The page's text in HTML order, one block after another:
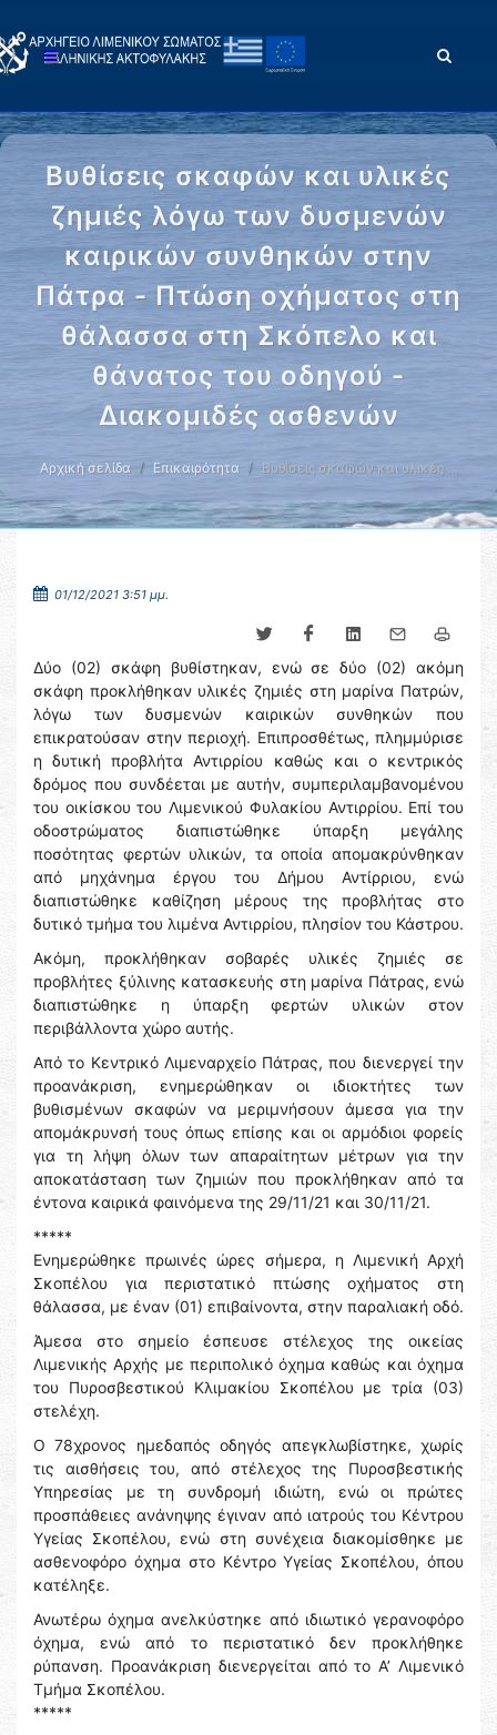
Βυθίσεις σκαφών και υλικές
ζημιές λόγω των δυσμενών
καιρικών συνθηκών στην
Πάτρα - Πτώση οχήματος στη
θάλασσα στη Σκόπελο και
θάνατος του οδηγού -
Διακομιδές ασθενών
Αρχική σελίδα Επικαιρότητα Βυθίσεις σκαφών και υλικές …
01/12/2021 3:51 μμ.
Δύο (02) σκάφη βυθίστηκαν, ενώ σε δύο (02) ακόμη
σκάφη προκλήθηκαν υλικές ζημιές στη μαρίνα Πατρών,
λόγω των δυσμενών καιρικών συνθηκών που
επικρατούσαν στην περιοχή. Επιπροσθέτως, πλημμύρισε
η δυτική προβλήτα Αντιρρίου καθώς και ο κεντρικός
δρόμος που συνδέεται με αυτήν, συμπεριλαμβανομένου
του οικίσκου του Λιμενικού Φυλακίου Αντιρρίου. Επί του
οδοστρώματος διαπιστώθηκε ύπαρξη μεγάλης
ποσότητας φερτών υλικών, τα οποία απομακρύνθηκαν
από μηχάνημα έργου του Δήμου Αντίρριου, ενώ
διαπιστώθηκε καθίζηση μέρους της προβλήτας στο
δυτικό τμήμα του λιμένα Αντιρρίου, πλησίον του Κάστρου.
Ακόμη, προκλήθηκαν σοβαρές υλικές ζημιές σε
προβλήτες ξύλινης κατασκευής στη μαρίνα Πάτρας, ενώ
διαπιστώθηκε η ύπαρξη φερτών υλικών στον
περιβάλλοντα χώρο αυτής.
Από το Κεντρικό Λιμεναρχείο Πάτρας, που διενεργεί την
προανάκριση, ενημερώθηκαν οι ιδιοκτήτες των
βυθισμένων σκαφών να μεριμνήσουν άμεσα για την
απομάκρυνσή τους όπως επίσης και οι αρμόδιοι φορείς
για τη λήψη όλων των απαραίτητων μέτρων για την
αποκατάσταση των ζημιών που προκλήθηκαν από τα
έντονα καιρικά φαινόμενα της 29/11/21 και 30/11/21.
*****
Ενημερώθηκε πρωινές ώρες σήμερα, η Λιμενική Αρχή
Σκοπέλου για περιστατικό πτώσης οχήματος στη
θάλασσα, με έναν (01) επιβαίνοντα, στην παραλιακή οδό.
Άμεσα στο σημείο έσπευσε στέλεχος της οικείας
Λιμενικής Αρχής με περιπολικό όχημα καθώς και όχημα
του Πυροσβεστικού Κλιμακίου Σκοπέλου με τρία (03)
στελέχη.
Ο 78χρονος ημεδαπός οδηγός απεγκλωβίστηκε, χωρίς
τις αισθήσεις του, από στέλεχος της Πυροσβεστικής
Υπηρεσίας με τη συνδρομή ιδιώτη, ενώ οι πρώτες
προσπάθειες ανάνηψης έγιναν από ιατρούς του Κέντρου
Υγείας Σκοπέλου, ενώ στη συνέχεια διακομίσθηκε με
ασθενοφόρο όχημα στο Κέντρο Υγείας Σκοπέλου, όπου
κατέληξε.
Ανωτέρω όχημα ανελκύστηκε από ιδιωτικό γερανοφόρο
όχημα, ενώ από το περιστατικό δεν προκλήθηκε
ρύπανση. Προανάκριση διενεργείται από το Α’ Λιμενικό
Τμήμα Σκοπέλου.
*****